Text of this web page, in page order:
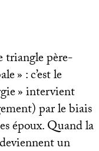
triangle père-
» : c’est le
» intervient
par le biais
époux. Quand la
un